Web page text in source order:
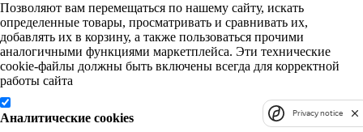
Позволяют вам перемещаться по нашему сайту, искать
определенные товары, просматривать и сравнивать их,
добавлять их в корзину, а также пользоваться прочими
аналогичными функциями маркетплейса. Эти технические
cookie-файлы должны быть включены всегда для корректной
работы сайта
Аналитические cookies
Privacy notice